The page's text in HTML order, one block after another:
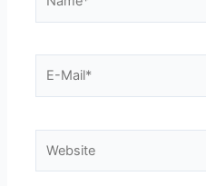
Mail*